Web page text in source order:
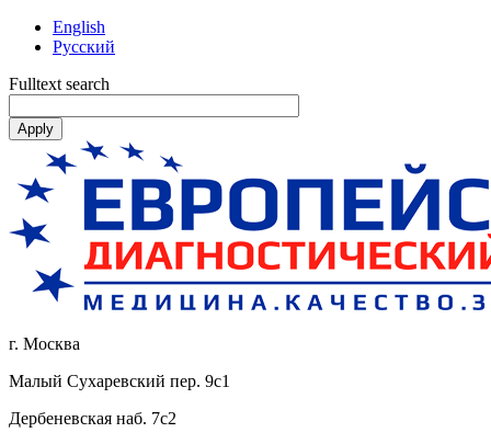
English
Русский
Fulltext search
г. Москва
Малый Сухаревский пер. 9с1
Дербеневская наб. 7с2